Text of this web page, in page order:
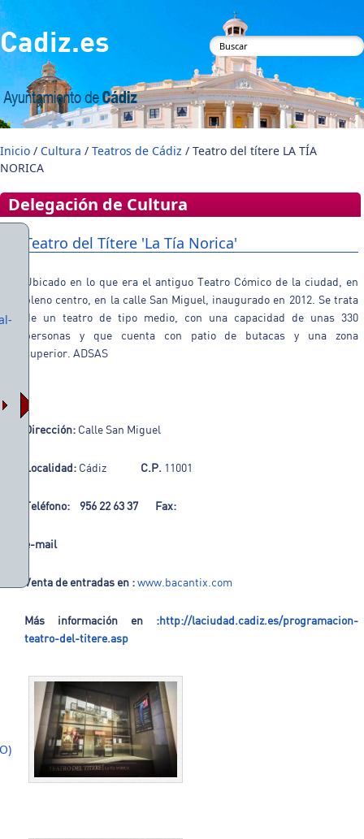
Pasar al contenido principal
Cadiz.es
Formulario de
búsqueda
Inicio / Cultura / Teatros de Cádiz / Teatro del títere LA TÍA
NORICA
Delegación de Cultura
Teatro del Títere 'La Tía Norica'
Ubicado en lo que era el antiguo Teatro Cómico de la ciudad, en
pleno centro, en la calle San Miguel, inaugurado en 2012. Se trata
de un teatro de tipo medio, con una capacidad de unas 330
personas y que cuenta con patio de butacas y una zona
superior. ADSAS
Dirección: Calle San Miguel
Localidad: Cádiz C.P. 11001
Teléfono: 956 22 63 37 Fax:
e-mail
Venta de entradas en :www.bacantix.com
Más información en :http://laciudad.cadiz.es/programacion-
teatro-del-titere.asp